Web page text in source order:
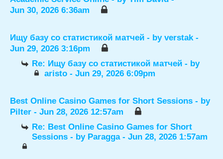
Jun 30, 2026 6:36am
Ищу базу со статистикой матчей - by verstak-
Jun 29, 2026 3:16pm
Re: Ищу базу со статистикой матчей - by
aristo- Jun 29, 2026 6:09pm
Best Online Casino Games for Short Sessions - by
Pilter - Jun 28, 2026 12:57am
Re: Best Online Casino Games for Short
Sessions - by Paragga- Jun 28, 2026 1:57am